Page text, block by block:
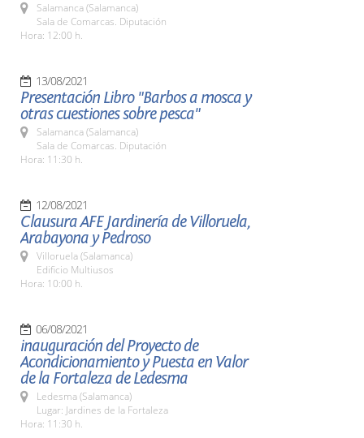
Salamanca (Salamanca)
Sala de Comarcas. Diputación
Hora: 12:00 h.
13/08/2021
Presentación Libro "Barbos a mosca y
otras cuestiones sobre pesca"
Salamanca (Salamanca)
Sala de Comarcas. Diputación
Hora: 11:30 h.
12/08/2021
Clausura AFE Jardinería de Villoruela,
Arabayona y Pedroso
Villoruela (Salamanca)
Edificio Multiusos
Hora: 10:00 h.
06/08/2021
inauguración del Proyecto de
Acondicionamiento y Puesta en Valor
de la Fortaleza de Ledesma
Ledesma (Salamanca)
Lugar: Jardines de la Fortaleza
Hora: 11:30 h.